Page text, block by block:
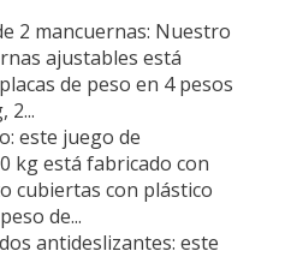
2 mancuernas: Nuestro
ajustables está
de peso en 4 pesos
2...
este juego de
kg está fabricado con
cubiertas con plástico
de...
antideslizantes: este